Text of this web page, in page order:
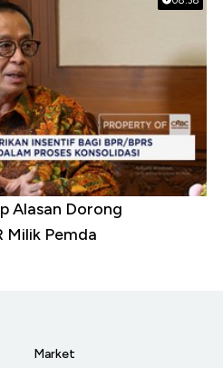
Alasan Dorong
Milik Pemda
Market